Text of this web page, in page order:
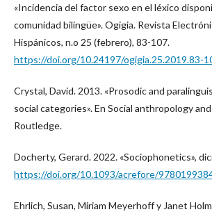
«Incidencia del factor sexo en el léxico
comunidad bilingüe». Ogigia. Revista
Hispánicos, n.o 25 (febrero), 83-107.
https://doi.org/10.24197/ogigia.25.2019.83-
Crystal, David. 2013. «Prosodic and
social categories». En Social anthropology
Routledge.
Docherty, Gerard. 2022. «Sociophonetics»,
https://doi.org/10.1093/acrefore/
Ehrlich, Susan, Miriam Meyerhoff y Janet